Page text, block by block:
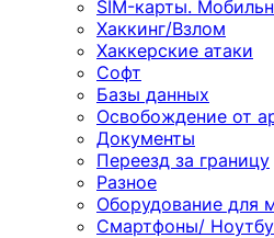
SIM-карты.
Хаккинг/Взлом
Хаккерские атаки
Софт
Базы данных
Освобождение от
Документы
Переезд за границу
Разное
Оборудование для
Смартфоны/